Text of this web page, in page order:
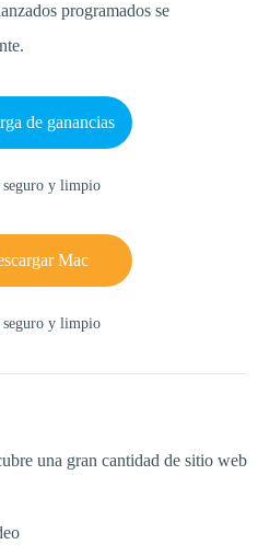
programados se
de ganancias
seguro y limpio
Mac
seguro y limpio
una gran cantidad de sitio web